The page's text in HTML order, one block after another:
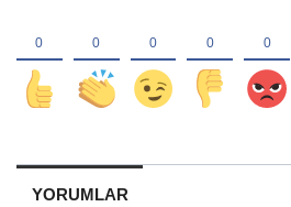
YORUMLAR